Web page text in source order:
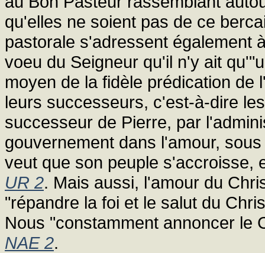
qu'elles ne soient pas de ce
pastorale s'adressent également
voeu du Seigneur qu'il n'y ait
moyen de la fidèle prédication
leurs successeurs, c'est-à-dire
successeur de Pierre, par
gouvernement dans l'amour,
veut que son peuple s'accroisse,
UR 2. Mais aussi, l'amour du
"répandre la foi et le salut du
Nous "constamment annoncer le
NAE 2.